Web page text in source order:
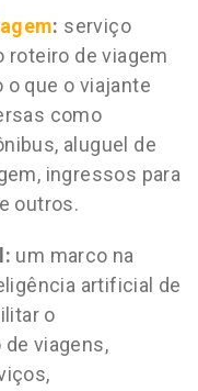
: serviço
roteiro de viagem
que o viajante
como
aluguel de
ingressos para
outros.
um marco na
artificial de
o
viagens,